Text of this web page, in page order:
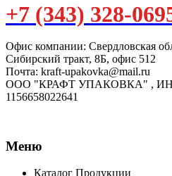
+7 (343) 328-
Офис компании: Свердловская
Сибирский тракт, 8Б, офис 512
Почта: kraft-upakovka@mail.ru
ООО "КРАФТ УПАКОВКА" , ИНН
1156658022641
Меню
Каталог Продукции